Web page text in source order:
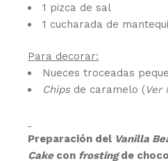
1 pizca de sal
1 cucharada de
Para decorar:
Nueces troceadas
Chipsde caramelo (Ver
Preparación del Vanilla
Cake con frostingde